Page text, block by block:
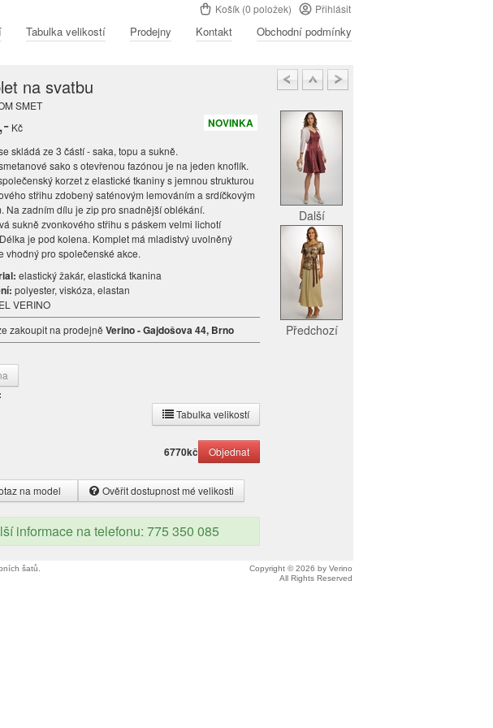
na svatbu
SMET
NOVINKA
,- Kč
skládá ze 3 částí - saka, topu a sukně.
sako s otevřenou fazónou je na jeden knoflík.
korzet z elastické tkaniny s jemnou strukturou
střihu zdobený saténovým lemováním a srdíčkovým
Na zadním dílu je zip pro snadnější oblékání.
sukně zvonkového střihu s páskem velmi lichotí
je pod kolena. Komplet má mladistvý uvolněný
vhodný pro společenské akce.
elastický žakár, elastická tkanina
polyester, viskóza, elastan
VERINO
zakoupit na prodejně Verino - Gajdošova 44, Brno
Tabulka velikostí
6770kč
na model Ověřit dostupnost mé velikosti
informace na telefonu: 775 350 085
Další
Předchozí
Copyright © 2026 by Verino
All Rights Reserved
šatů.
Košík (0 položek) Přihlásit
Obchodní podmínky
Kontakt
Prodejny
Tabulka velikostí